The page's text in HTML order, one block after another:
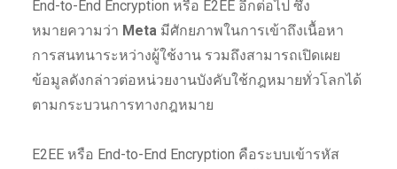
End-to-End Encryption หรือ E2EE อีกต่อไป ซึ่ง
หมายความว่า Meta มีศักยภาพในการเข้าถึงเนื้อหา
การสนทนาระหว่างผู้ใช้งาน รวมถึงสามารถเปิดเผย
ข้อมูลดังกล่าวต่อหน่วยงานบังคับใช้กฎหมายทั่วโลกได้
ตามกระบวนการทางกฎหมาย
E2EE หรือ End-to-End Encryption คือระบบเข้ารหัส